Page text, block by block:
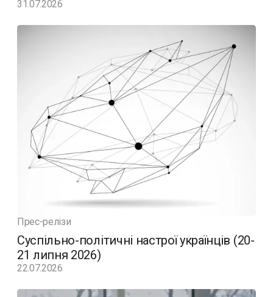
31.07.2026
Прес-релізи
Суспільно-політичні настрої українців (20-
21 липня 2026)
22.07.2026